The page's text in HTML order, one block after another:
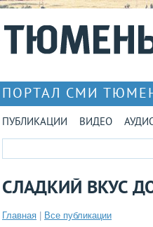
ПОРТАЛ СМИ
ПУБЛИКАЦИИ ВИДЕО
СЛАДКИЙ ВКУС
Главная Все публикации